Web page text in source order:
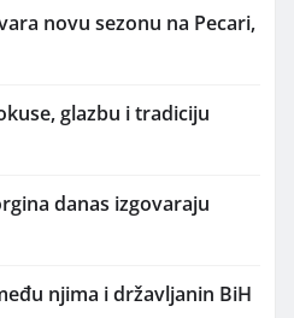
novu sezonu na Pecari,
glazbu i tradiciju
danas izgovaraju
njima i državljanin BiH